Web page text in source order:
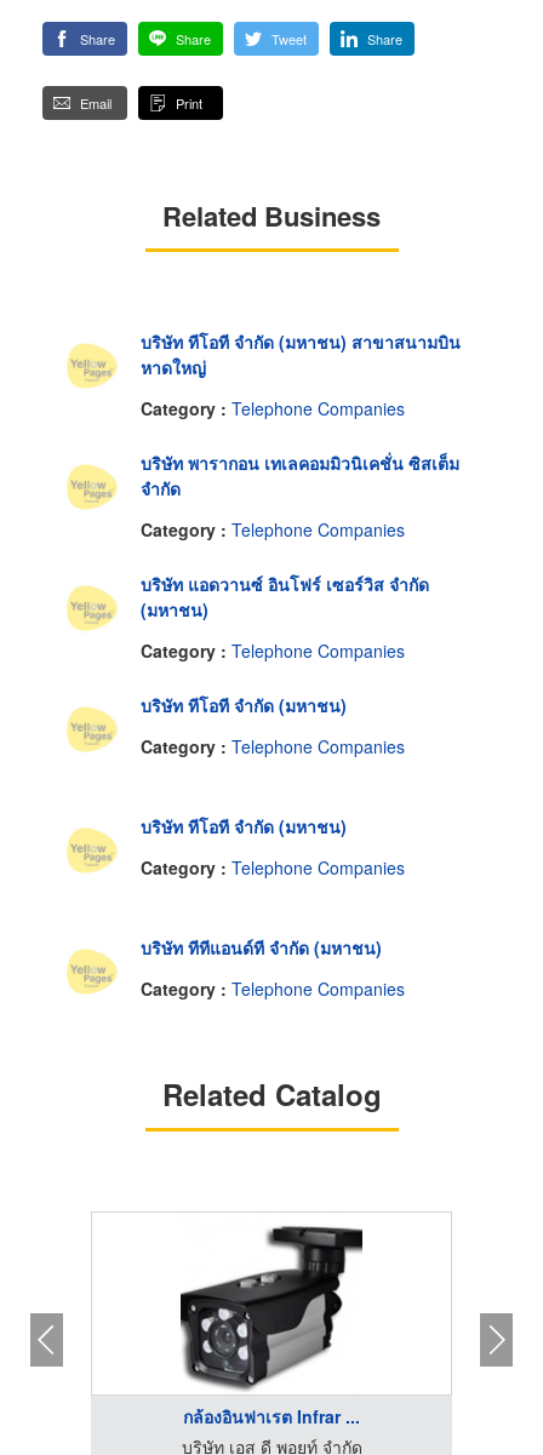
Share Share Tweet Share
Email Print
Related Business
บริษัท ทีโอที จำกัด (มหาชน) สาขาสนามบิน
หาดใหญ่
Category : Telephone Companies
บริษัท พารากอน เทเลคอมมิวนิเคชั่น ซิสเต็ม
จำกัด
Category : Telephone Companies
บริษัท แอดวานซ์ อินโฟร์ เซอร์วิส จำกัด
(มหาชน)
Category : Telephone Companies
บริษัท ทีโอที จำกัด (มหาชน)
Category : Telephone Companies
บริษัท ทีโอที จำกัด (มหาชน)
Category : Telephone Companies
บริษัท ทีทีแอนด์ที จำกัด (มหาชน)
Category : Telephone Companies
Related Catalog
กล้องอินฟาเรต Infrar ...
บริษัท เอส ดี พอยท์ จำกัด